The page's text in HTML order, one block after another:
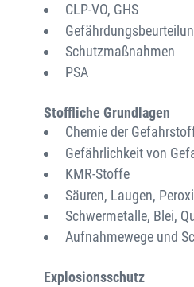
CLP-VO, GHS
Schutzmaßnahmen
PSA
Stoffliche Grundlagen
Chemie der
Gefährlichkeit von
KMR-Stoffe
Säuren, Laugen,
Schwermetalle, Blei,
Aufnahmewege und
Explosionsschutz